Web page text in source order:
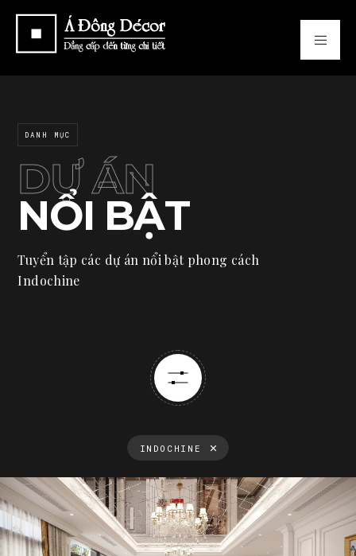
DANH MỤC
DỰ ÁN
NỔI BẬT
Tuyển tập các dự án nổi bật phong cách
Indochine
INDOCHINE